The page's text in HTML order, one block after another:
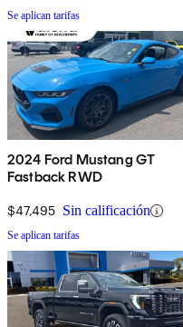
Se aplican tarifas
2024 Ford Mustang GT
Fastback RWD
$47,495 Sin calificación
Se aplican tarifas